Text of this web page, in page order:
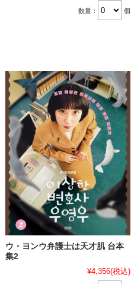
数量： 個
ウ・ヨンウ弁護士は天才肌 台本
集2
¥4,356(税込)